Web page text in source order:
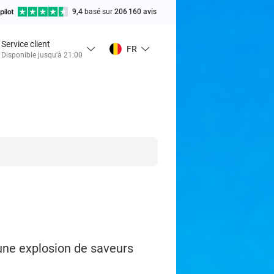
9,4 basé sur 206 160 avis
Service client
Disponible jusqu'à 21:00
FR
explosion de saveurs